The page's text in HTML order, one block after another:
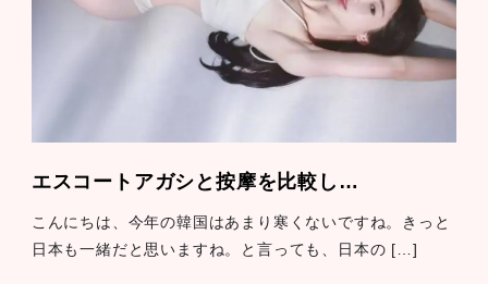
エスコートアガシと按摩を比較し…
こんにちは、今年の韓国はあまり寒くないですね。きっと
日本も一緒だと思いますね。と言っても、日本の […]